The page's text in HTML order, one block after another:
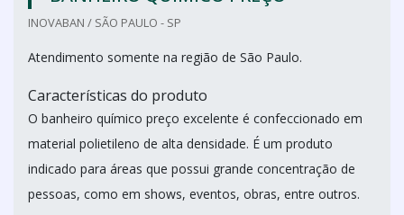
INOVABAN / SÃO PAULO - SP
Atendimento somente na região de São Paulo.
Características do produto
O banheiro químico preço excelente é confeccionado em
material polietileno de alta densidade. É um produto
indicado para áreas que possui grande concentração de
pessoas, como em shows, eventos, obras, entre outros.